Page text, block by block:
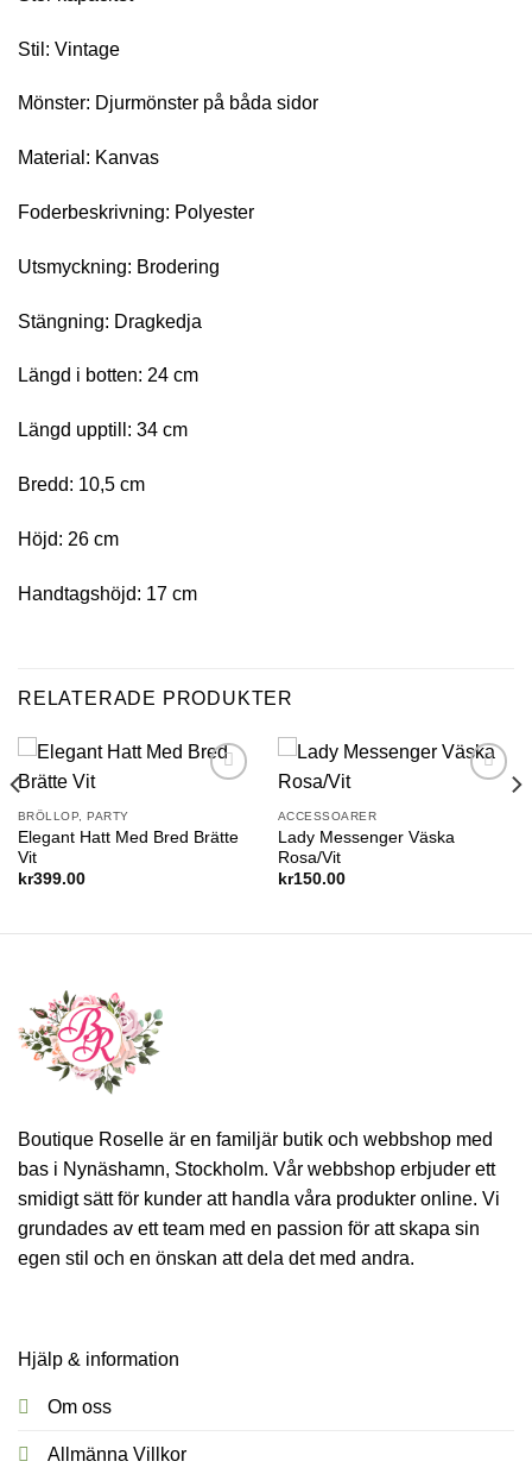
Stil: Vintage
Mönster: Djurmönster på båda sidor
Material: Kanvas
Foderbeskrivning: Polyester
Utsmyckning: Brodering
Stängning: Dragkedja
Längd i botten: 24 cm
Längd upptill: 34 cm
Bredd: 10,5 cm
Höjd: 26 cm
Handtagshöjd: 17 cm
RELATERADE PRODUKTER
BRÖLLOP, PARTY
Elegant Hatt Med Bred Brätte
Vit
kr399.00
ACCESSOARER
Lady Messenger Väska
Rosa/Vit
kr150.00
Boutique Roselle är en familjär butik och webbshop med
bas i Nynäshamn, Stockholm. Vår webbshop erbjuder ett
smidigt sätt för kunder att handla våra produkter online. Vi
grundades av ett team med en passion för att skapa sin
egen stil och en önskan att dela det med andra.
Hjälp & information
Om oss
Allmänna Villkor